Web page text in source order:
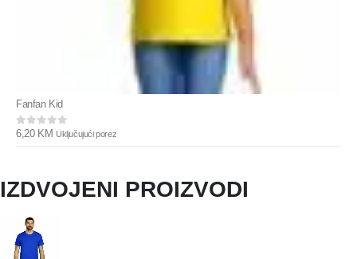
Fanfan Kid
0 out of 5
6,20 KM Uključujući porez
IZDVOJENI PROIZVODI